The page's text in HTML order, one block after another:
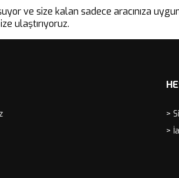
ve size kalan sadece aracınıza
ulaştırıyoruz.
>
>